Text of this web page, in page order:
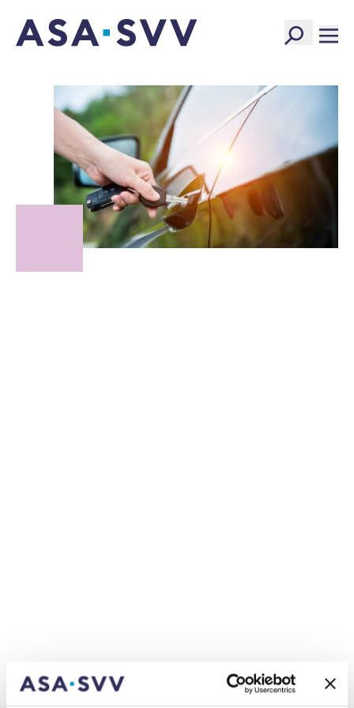
SVV Logo
Berna e le autorità competenti svizzere
rappresentate dal Dipartimento federale degli